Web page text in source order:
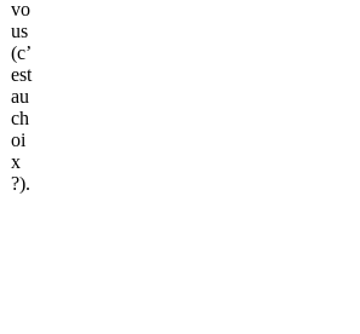
vo
us
(c’
est
au
ch
oi
x
?).